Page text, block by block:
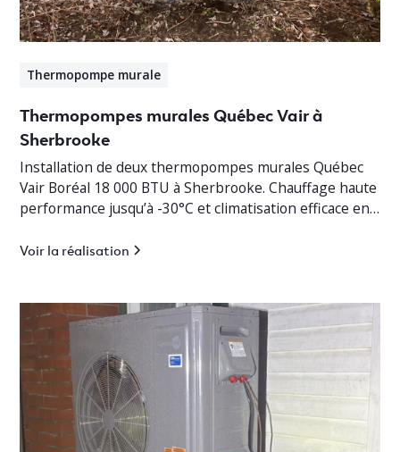
Thermopompe murale
Thermopompes murales Québec Vair à
Sherbrooke
Installation de deux thermopompes murales Québec
Vair Boréal 18 000 BTU à Sherbrooke. Chauffage haute
performance jusqu’à -30°C et climatisation efficace en
Voir la réalisation